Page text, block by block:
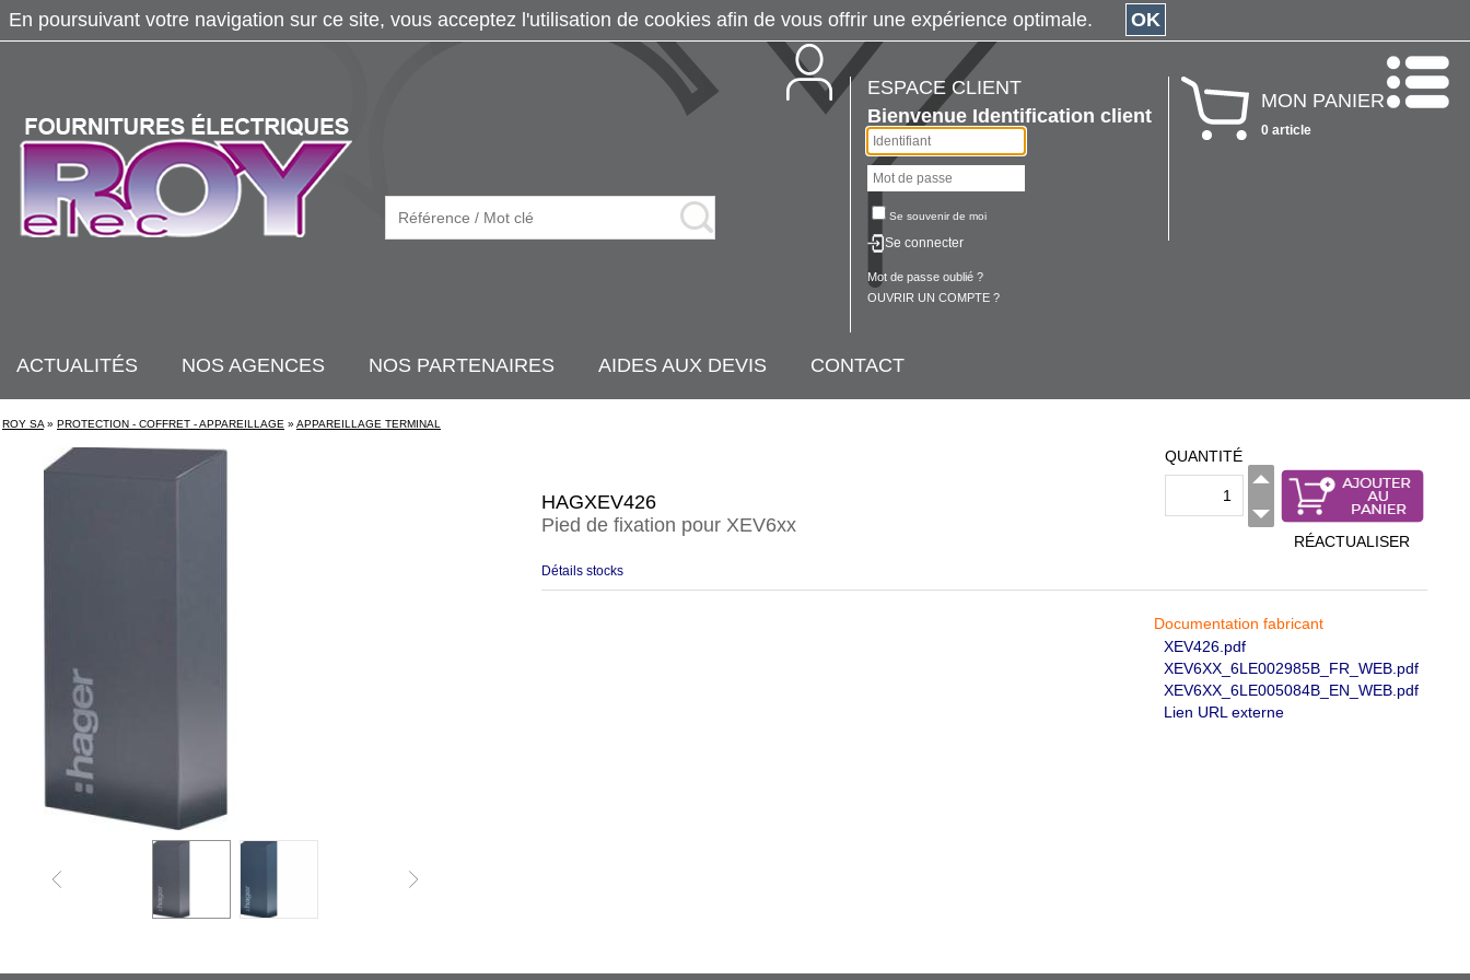
ESPACE CLIENT
Bienvenue Identification client
Se souvenir de moi
Se connecter
Mot de passe oublié ?
OUVRIR UN COMPTE ?
MON PANIER
0 article
ACTUALITÉS NOS AGENCES NOS PARTENAIRES AIDES AUX DEVIS CONTACT
ROY SA » PROTECTION - COFFRET - APPAREILLAGE » APPAREILLAGE TERMINAL
HAGXEV426
Pied de fixation pour XEV6xx
QUANTITÉ
RÉACTUALISER
Détails stocks
Documentation fabricant
XEV426.pdf
XEV6XX_6LE002985B_FR_WEB.pdf
XEV6XX_6LE005084B_EN_WEB.pdf
Lien URL externe
En poursuivant votre navigation sur ce site, vous acceptez l'utilisation de cookies afin de vous offrir une expérience optimale. OK